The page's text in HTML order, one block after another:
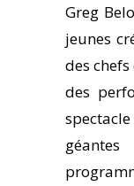
Greg
jeunes
des
des
géantes